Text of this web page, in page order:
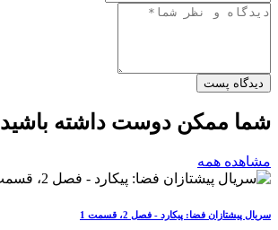
دیدگاه پست
شما ممکن دوست داشته باشید
مشاهده همه
سریال پیشتازان فضا: پیکارد - فصل 2، قسمت 1